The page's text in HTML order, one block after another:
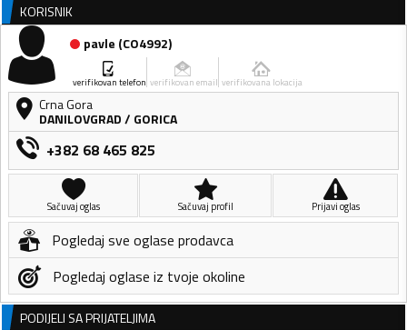
KORISNIK
pavle (CO4992)
verifikovan telefon verifikovan email verifikovana lokacija
Crna Gora
DANILOVGRAD/ GORICA
+382 68 465 825
Sačuvaj oglas Sačuvaj profil Prijavi oglas
Pogledaj sve oglase prodavca
Pogledaj oglase iz tvoje okoline
PODIJELI SA PRIJATELJIMA